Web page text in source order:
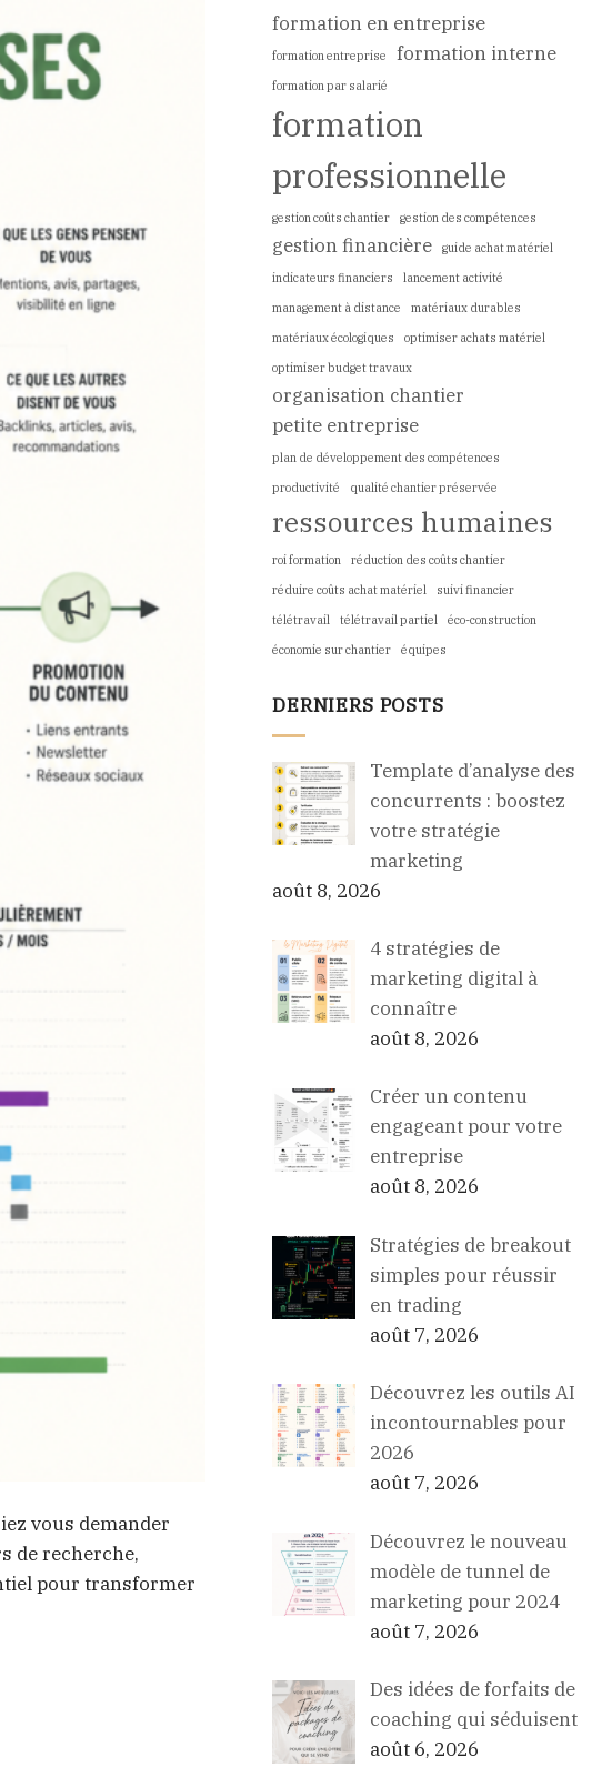
vous demander
de recherche,
pour transformer
formation en entreprise
formation entreprise formation interne
formation par salarié
formation
professionnelle
gestion coûts chantier gestion des compétences
gestion financière
guide achat matériel
indicateurs financiers
lancement activité
management à distance
matériaux durables
matériaux écologiques
optimiser achats matériel
optimiser budget travaux
organisation chantier
petite entreprise
plan de développement des compétences
productivité
qualité chantier préservée
ressources humaines
roi formation
réduction des coûts chantier
réduire coûts achat matériel
suivi financier
télétravail
télétravail partiel
éco-construction
économie sur chantier
équipes
DERNIERS POSTS
Template d’analyse des
concurrents : boostez
votre stratégie
marketing
août 8, 2026
4 stratégies de
marketing digital à
connaître
août 8, 2026
Créer un contenu
engageant pour votre
entreprise
août 8, 2026
Stratégies de breakout
simples pour réussir
en trading
août 7, 2026
Découvrez les outils AI
incontournables pour
2026
août 7, 2026
Découvrez le nouveau
modèle de tunnel de
marketing pour 2024
août 7, 2026
Des idées de forfaits de
coaching qui séduisent
août 6, 2026